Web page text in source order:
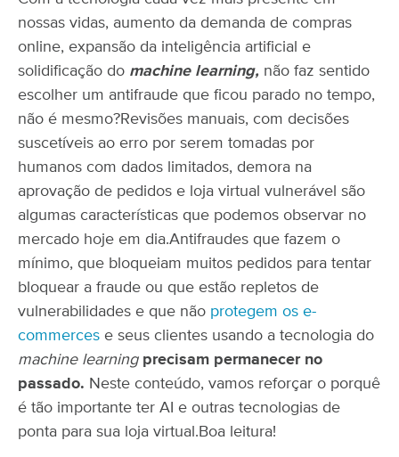
nossas vidas, aumento da demanda de compras
online, expansão da inteligência artificial e
solidificação do machine learning, não faz sentido
escolher um antifraude que ficou parado no tempo,
não é mesmo?Revisões manuais, com decisões
suscetíveis ao erro por serem tomadas por
humanos com dados limitados, demora na
aprovação de pedidos e loja virtual vulnerável são
algumas características que podemos observar no
mercado hoje em dia.Antifraudes que fazem o
mínimo, que bloqueiam muitos pedidos para tentar
bloquear a fraude ou que estão repletos de
vulnerabilidades e que não protegem os e-
commerces e seus clientes usando a tecnologia do
machine learning precisam permanecer no
passado. Neste conteúdo, vamos reforçar o porquê
é tão importante ter AI e outras tecnologias de
ponta para sua loja virtual. Boa leitura!